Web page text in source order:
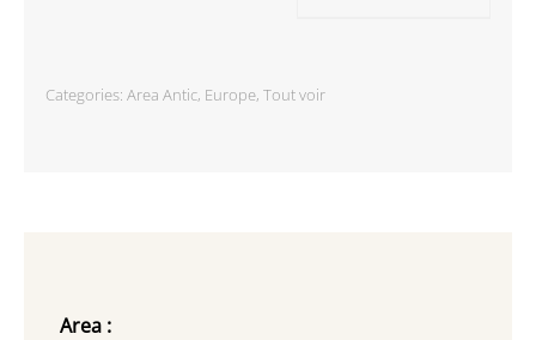
Categories: Area Antic, Europe, Tout voir
Area :